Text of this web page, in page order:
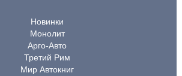
Новинки
Монолит
Арго-Авто
Третий Рим
Мир Автокниг